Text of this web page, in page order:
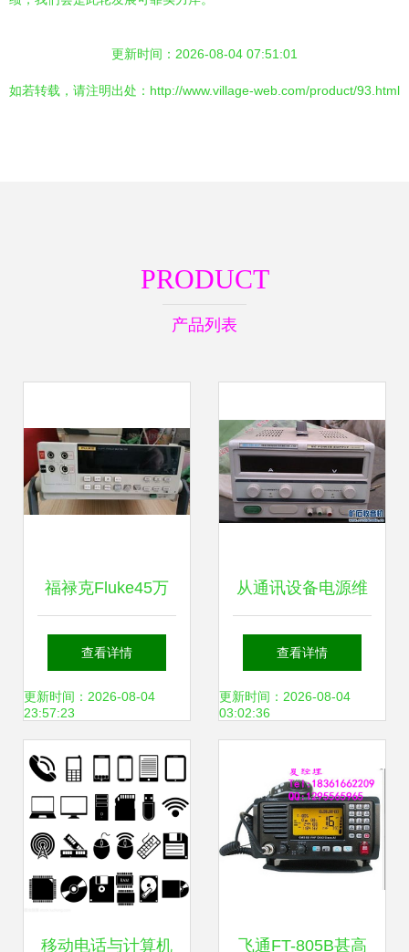
更新时间：2026-08-04 07:51:01
如若转载，请注明出处：http://www.village-web.com/product/93.html
PRODUCT
产品列表
福禄克Fluke45万
用表二手机回收与
评测 宝安区沙井承
恒通讯设备商行的
专业解读
查看详情
更新时间：2026-08-04
23:57:23
从通讯设备电源维
修到电子垃圾 一项
循环生态的探讨
查看详情
更新时间：2026-08-04
03:02:36
移动电话与计算机 飞通FT-805B甚高